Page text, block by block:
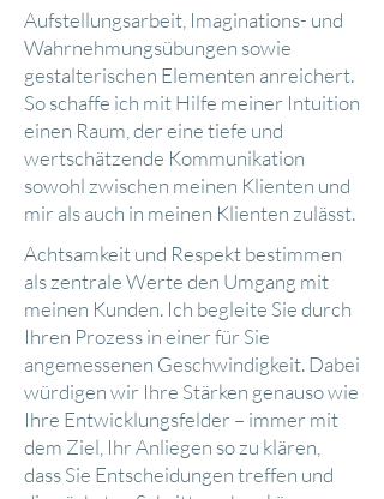
Aufstellungsarbeit, Imaginations- und
Wahrnehmungsübungen sowie
gestalterischen Elementen anreichert.
So schaffe ich mit Hilfe meiner Intuition
einen Raum, der eine tiefe und
wertschätzende Kommunikation
sowohl zwischen meinen Klienten und
mir als auch in meinen Klienten zulässt.
Achtsamkeit und Respekt bestimmen
als zentrale Werte den Umgang mit
meinen Kunden. Ich begleite Sie durch
Ihren Prozess in einer für Sie
angemessenen Geschwindigkeit. Dabei
würdigen wir Ihre Stärken genauso wie
Ihre Entwicklungsfelder – immer mit
dem Ziel, Ihr Anliegen so zu klären,
dass Sie Entscheidungen treffen und